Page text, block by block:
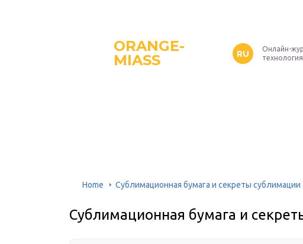
ORANGE-
MIASS
RU
Онлайн-
Home Сублимационная бумага и секреты сублимации
Сублимационная бумага и